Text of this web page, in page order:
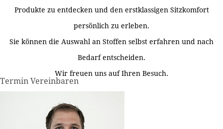
Produkte zu entdecken und den erstklassigen Sitzkomfort
persönlich zu erleben.
Sie können die Auswahl an Stoffen selbst erfahren und nach
Bedarf entscheiden.
Wir freuen uns auf Ihren Besuch.
Termin Vereinbaren